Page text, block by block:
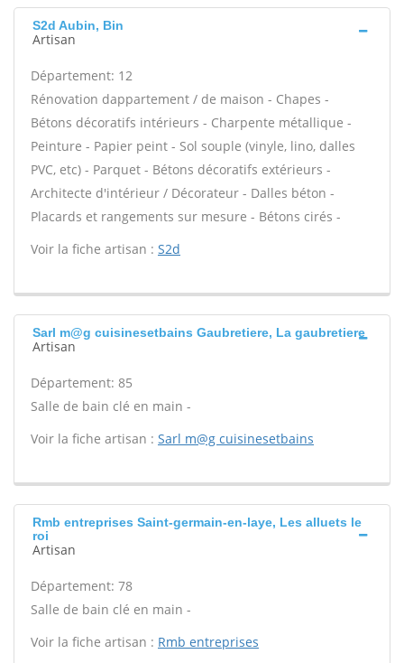
S2d Aubin, Bin
Artisan
Département: 12
Rénovation dappartement / de maison - Chapes -
Bétons décoratifs intérieurs - Charpente métallique -
Peinture - Papier peint - Sol souple (vinyle, lino, dalles
PVC, etc) - Parquet - Bétons décoratifs extérieurs -
Architecte d'intérieur / Décorateur - Dalles béton -
Placards et rangements sur mesure - Bétons cirés -
Voir la fiche artisan : S2d
Sarl m@g cuisinesetbains Gaubretiere, La gaubretiere
Artisan
Département: 85
Salle de bain clé en main -
Voir la fiche artisan : Sarl m@g cuisinesetbains
Rmb entreprises Saint-germain-en-laye, Les alluets le
roi
Artisan
Département: 78
Salle de bain clé en main -
Voir la fiche artisan : Rmb entreprises